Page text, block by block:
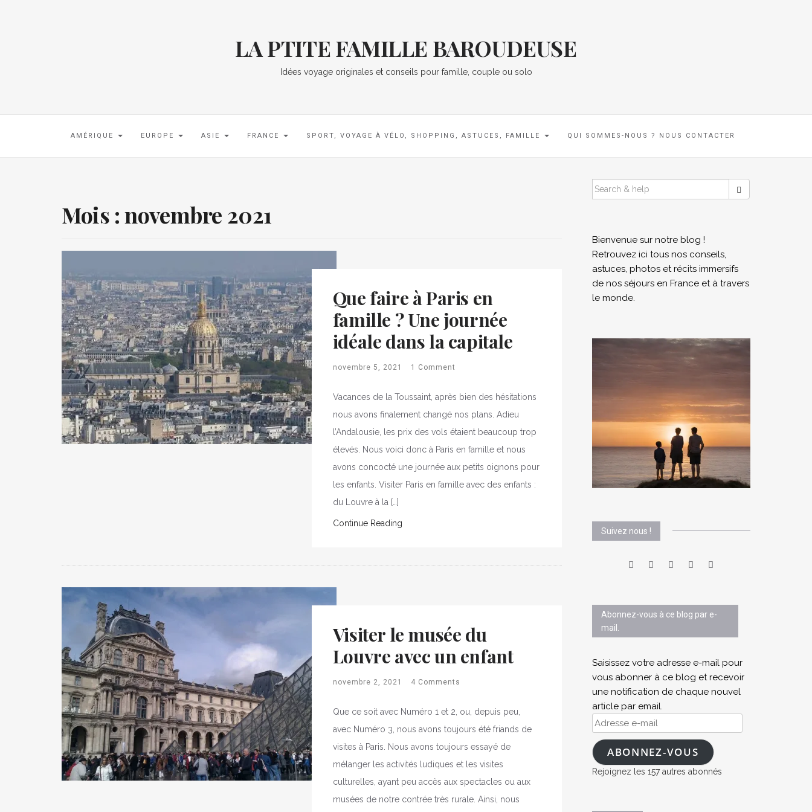
LA PTITE FAMILLE BAROUDEUSE
Idées voyage originales et conseils pour famille, couple ou solo
AMÉRIQUE EUROPE ASIE FRANCE SPORT, VOYAGE À VÉLO, SHOPPING, ASTUCES, FAMILLE QUI SOMMES-NOUS ? NOUS CONTACTER
Mois :novembre 2021
Que faire à Paris en
famille ? Une journée
idéale dans la capitale
novembre 5, 2021 1 Comment
Vacances de la Toussaint, après bien des hésitations
nous avons finalement changé nos plans. Adieu
l’Andalousie, les prix des vols étaient beaucoup trop
élevés. Nous voici donc à Paris en famille et nous
avons concocté une journée aux petits oignons pour
les enfants. Visiter Paris en famille avec des enfants :
du Louvre à la […]
Continue Reading
Visiter le musée du
Louvre avec un enfant
novembre 2, 2021 4 Comments
Que ce soit avec Numéro 1 et 2, ou, depuis peu,
avec Numéro 3, nous avons toujours été friands de
visites à Paris. Nous avons toujours essayé de
mélanger les activités ludiques et les visites
culturelles, ayant peu accès aux spectacles ou aux
musées de notre contrée très rurale. Ainsi, nous
SEARCH
FOR:
Bienvenue sur notre blog !
Retrouvez ici tous nos conseils,
astuces, photos et récits immersifs
de nos séjours en France et à travers
le monde.
Suivez nous !
Abonnez-vous à ce blog par e-
mail.
Saisissez votre adresse e-mail pour
vous abonner à ce blog et recevoir
une notification de chaque nouvel
article par email.
Adresse
e-
mailABONNEZ-VOUS
Rejoignez les 157 autres abonnés